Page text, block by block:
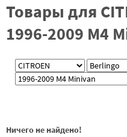
Товары для
1996-2009 M4
Ничего не найдено!